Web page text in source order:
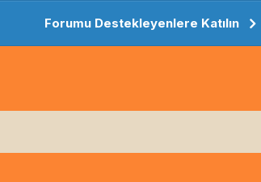
Forumu Destekleyenlere Katılın